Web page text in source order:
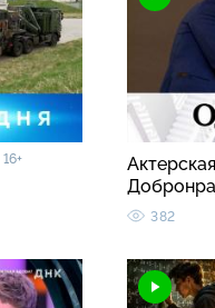
16+
382